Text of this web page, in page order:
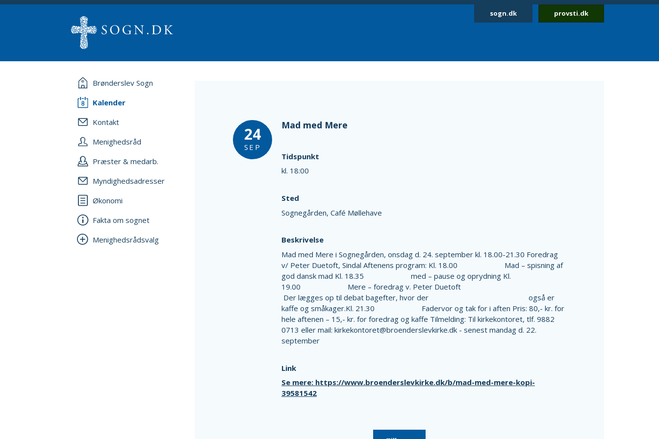
sogn.dk provsti.dk
Brønderslev Sogn
Kalender
Kontakt
Menighedsråd
Præster & medarb.
Myndighedsadresser
Økonomi
Fakta om sognet
Menighedsrådsvalg
24
SEP
Mad med Mere
Tidspunkt
kl. 18:00
Sted
Sognegården, Café Møllehave
Beskrivelse
Mad med Mere i Sognegården, onsdag d. 24. september kl. 18.00-21.30 Foredrag
v/ Peter Duetoft, Sindal Aftenens program: Kl. 18.00 Mad – spisning af
god dansk mad Kl. 18.35 med – pause og oprydning Kl.
19.00 Mere – foredrag v. Peter Duetoft
Der lægges op til debat bagefter, hvor der også er
kaffe og småkager.Kl. 21.30 Fadervor og tak for i aften Pris: 80,- kr. for
hele aftenen – 15,- kr. for foredrag og kaffe Tilmelding: Til kirkekontoret, tlf. 9882
0713 eller mail: kirkekontoret@broenderslevkirke.dk - senest mandag d. 22.
september
Link
Se mere: https://www.broenderslevkirke.dk/b/mad-med-mere-kopi-
39581542